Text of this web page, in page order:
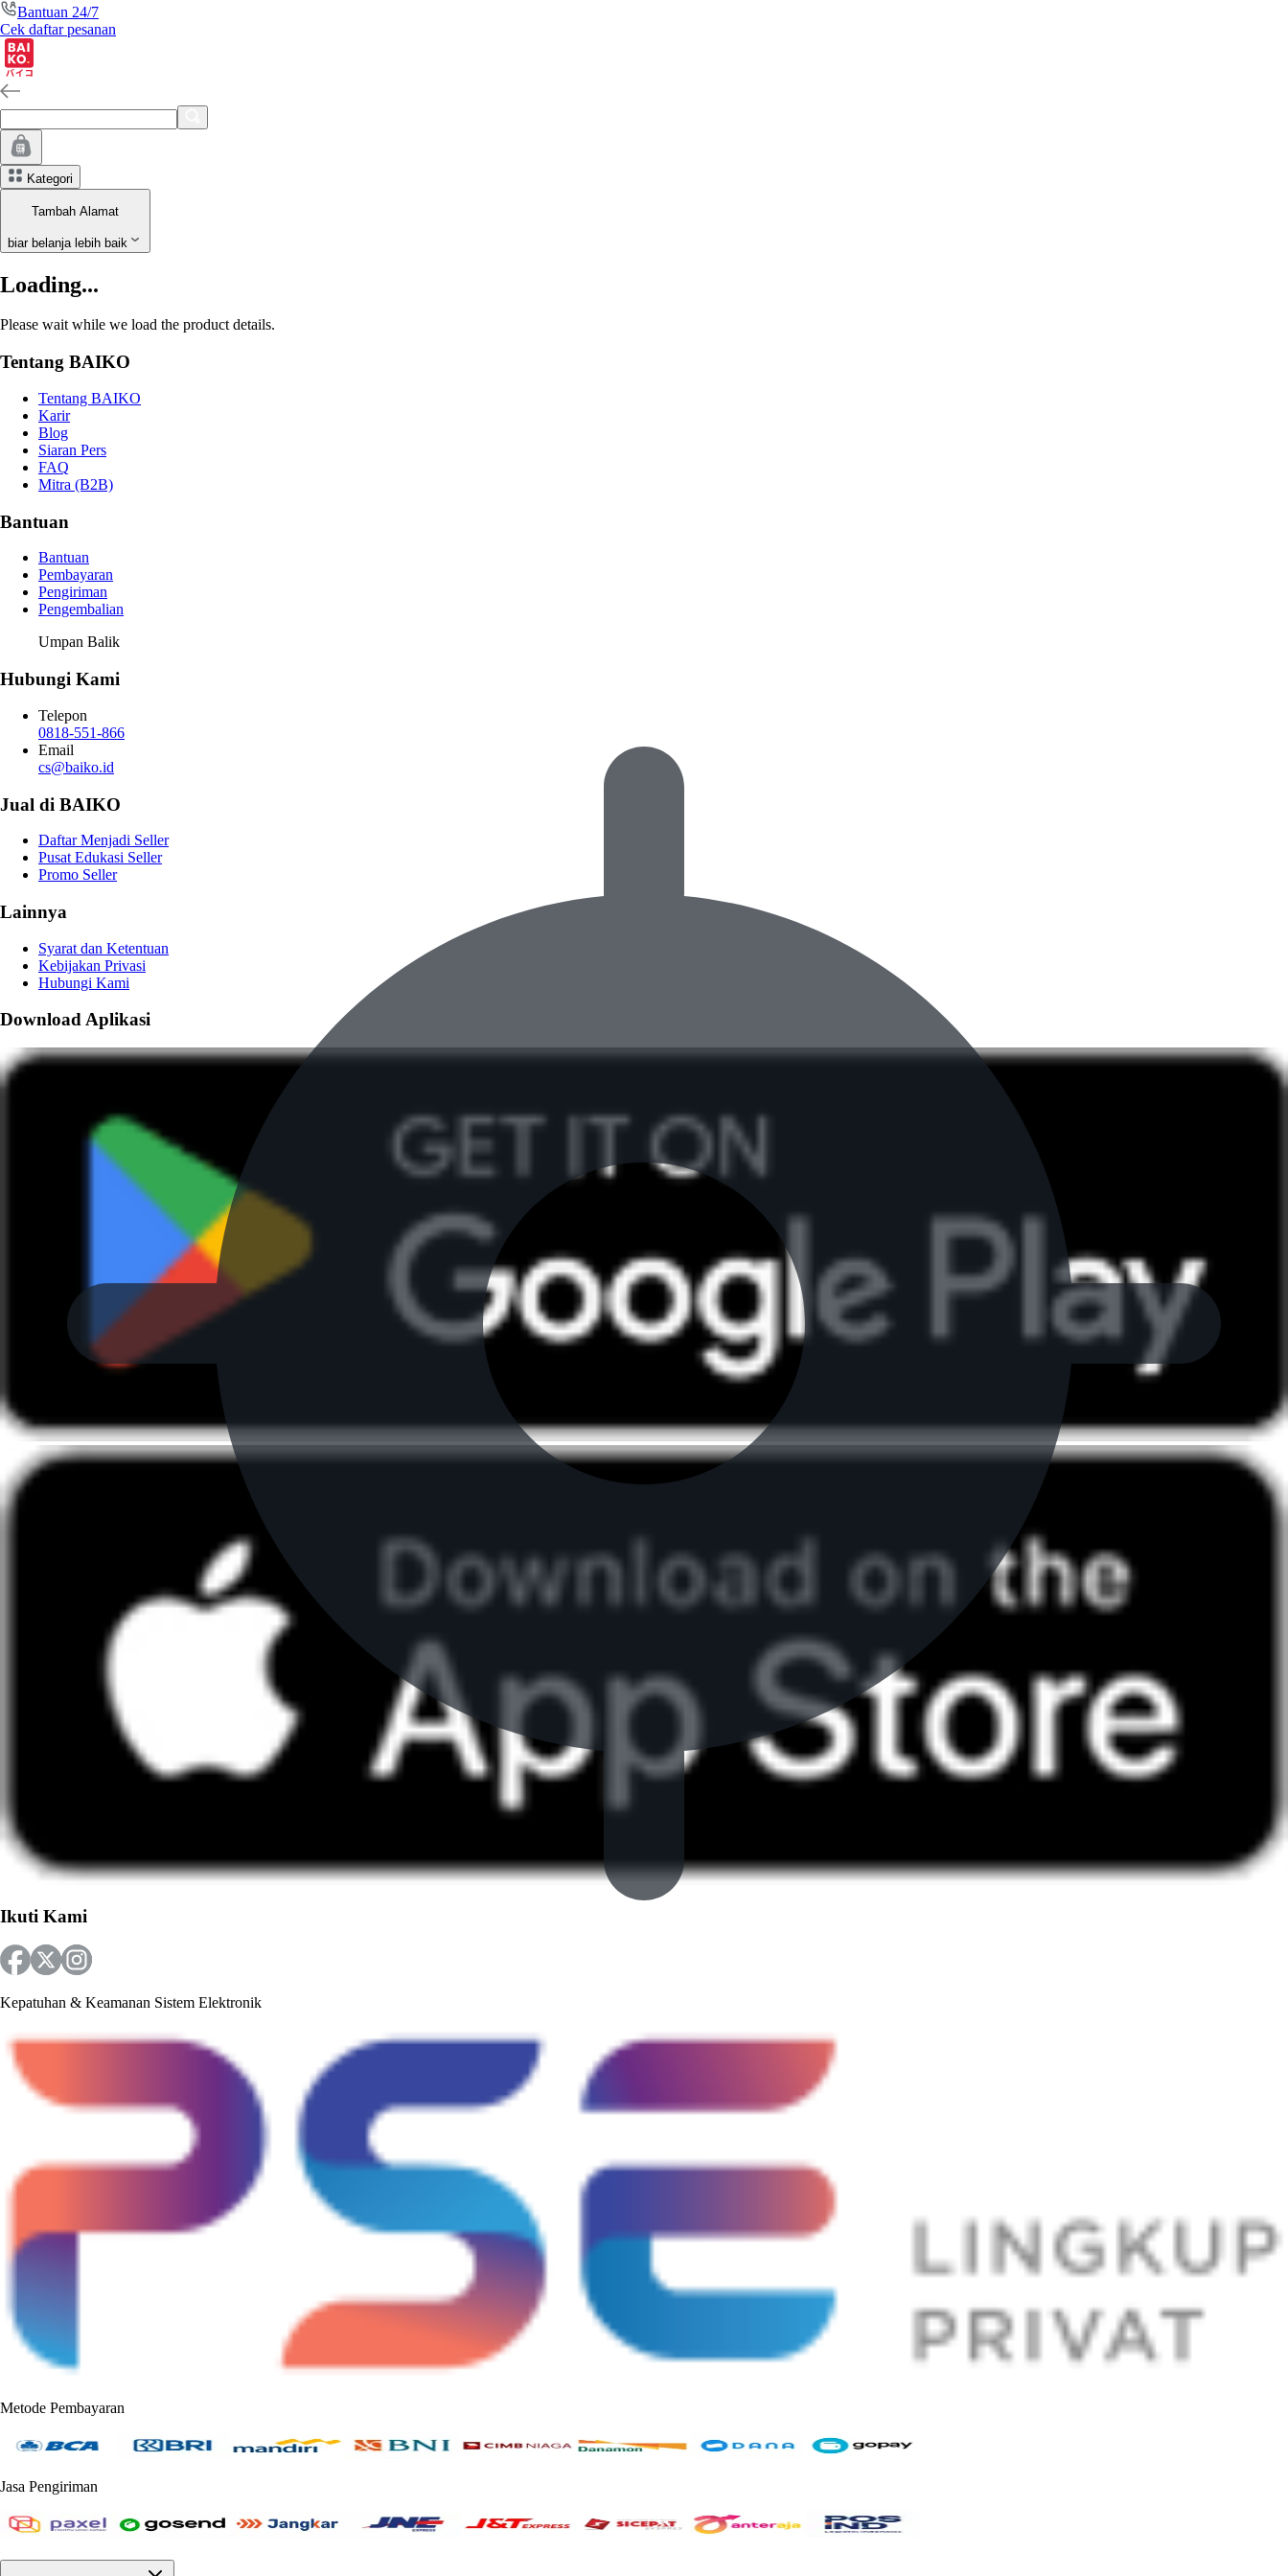
Bantuan 24/7
Cek daftar pesanan
Kategori
Tambah Alamat
biar belanja lebih baik
Loading...
Please wait while we load the product details.
Tentang BAIKO
Tentang BAIKO
Karir
Blog
Siaran Pers
FAQ
Mitra (B2B)
Bantuan
Bantuan
Pembayaran
Pengiriman
Pengembalian
Umpan Balik
Hubungi Kami
Telepon
0818-551-866
Email
cs@baiko.id
Jual di BAIKO
Daftar Menjadi Seller
Pusat Edukasi Seller
Promo Seller
Lainnya
Syarat dan Ketentuan
Kebijakan Privasi
Hubungi Kami
Download Aplikasi
Ikuti Kami
Kepatuhan & Keamanan Sistem Elektronik
Metode Pembayaran
Jasa Pengiriman